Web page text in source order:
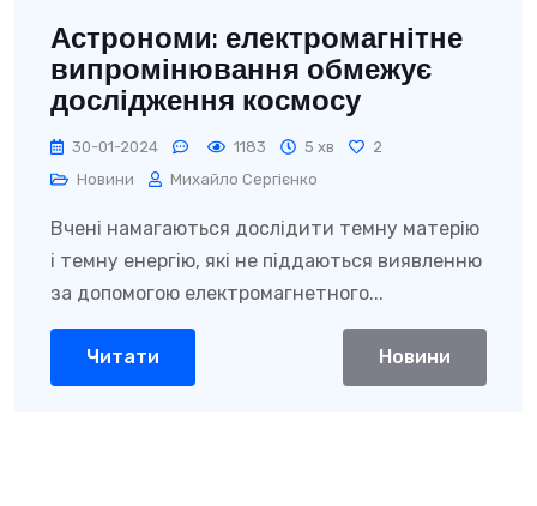
Астрономи: електромагнітне
випромінювання обмежує
дослідження космосу
30-01-2024 1183 5 хв
2
Новини
Михайло Сергієнко
Вчені намагаються дослідити темну матерію
і темну енергію, які не піддаються виявленню
за допомогою електромагнетного...
Читати Новини